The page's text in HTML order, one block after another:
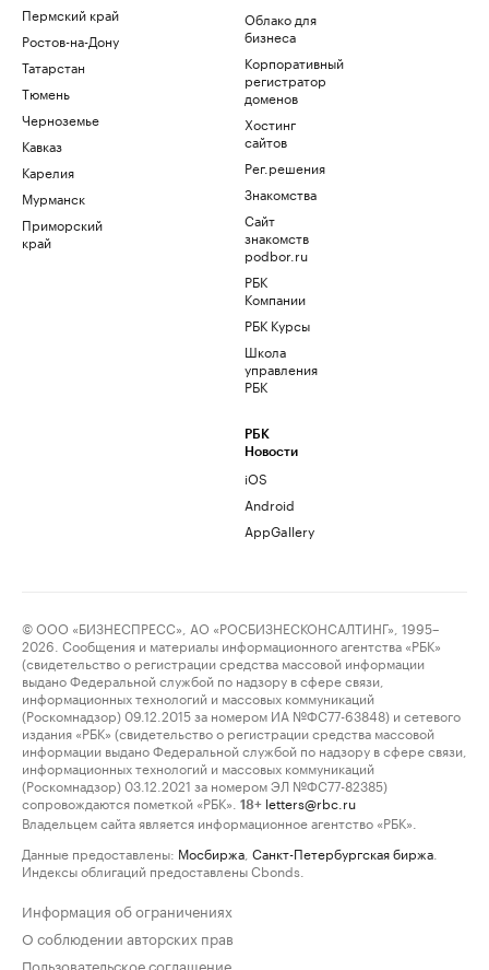
Пермский край
Ростов-на-Дону
Татарстан
Тюмень
Черноземье
Кавказ
Карелия
Мурманск
Приморский
край
Облако для
бизнеса
Корпоративный
регистратор
доменов
Хостинг
сайтов
Рег.решения
Знакомства
Сайт
знакомств
podbor.ru
РБК
Компании
РБК Курсы
Школа
управления
РБК
РБК
Новости
iOS
Android
AppGallery
© ООО «БИЗНЕСПРЕСС», АО «РОСБИЗНЕСКОНСАЛТИНГ», 1995–
2026. Сообщения и материалы информационного агентства «РБК»
(свидетельство о регистрации средства массовой информации
выдано Федеральной службой по надзору в сфере связи,
информационных технологий и массовых коммуникаций
(Роскомнадзор) 09.12.2015 за номером ИА №ФС77-63848) и сетевого
издания «РБК» (свидетельство о регистрации средства массовой
информации выдано Федеральной службой по надзору в сфере связи,
информационных технологий и массовых коммуникаций
(Роскомнадзор) 03.12.2021 за номером ЭЛ №ФС77-82385)
сопровождаются пометкой «РБК».
18+ letters@rbc.ru
Владельцем сайта является информационное агентство «РБК».
Данные предоставлены: Мосбиржа Санкт-Петербургская биржа
Индексы облигаций предоставлены Cbonds.
Информация об ограничениях
О соблюдении авторских прав
Пользовательское соглашение